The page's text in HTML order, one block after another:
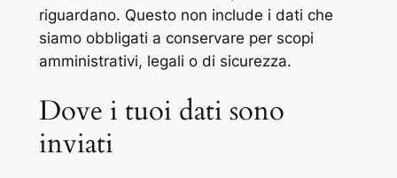
riguardano. Questo non include i dati che
siamo obbligati a conservare per scopi
amministrativi, legali o di sicurezza.
Dove i tuoi dati sono
inviati